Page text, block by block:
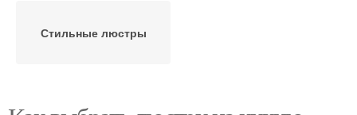
Стильные люстры